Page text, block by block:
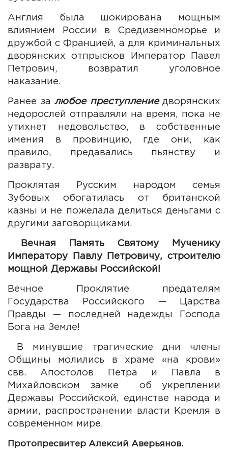
Англия была шокирована мощным
влиянием России в Средиземноморье и
дружбой с Францией, а для криминальных
дворянских отпрысков Император Павел
Петрович, возвратил уголовное
наказание.
Ранее за любое преступлениедворянских
недорослей отправляли на время, пока не
утихнет недовольство, в собственные
имения в провинцию, где они, как
правило, предавались пьянству и
разврату.
Проклятая Русским народом семья
Зубовых обогатилась от британской
казны и не пожелала делиться деньгами с
другими заговорщиками.
Вечная Память Святому Мученику
Императору Павлу Петровичу, строителю
мощной Державы Российской!
Вечное Проклятие предателям
Государства Российского — Царства
Правды — последней надежды Господа
Бога на Земле!
В минувшие трагические дни члены
Общины молились в храме «на крови»
свв. Апостолов Петра и Павла в
Михайловском замке об укреплении
Державы Российской, единстве народа и
армии, распространении власти Кремля в
современном мире.
Протопресвитер Алексий Аверьянов.